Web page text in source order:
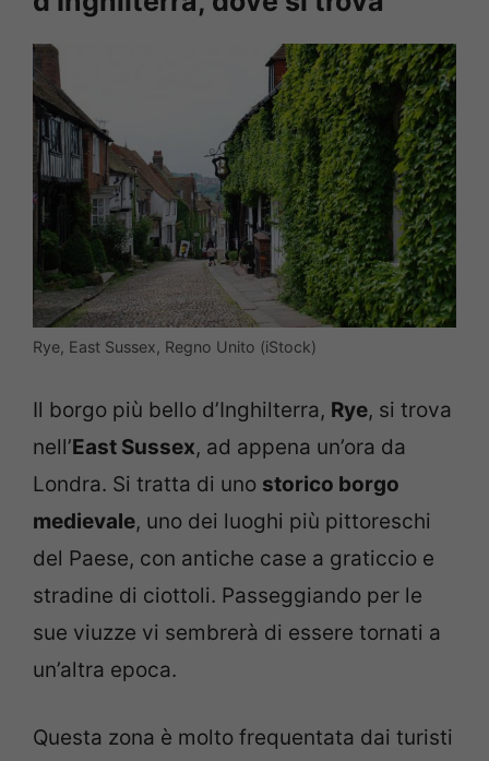
Rye, East Sussex, Regno Unito (iStock)
Il borgo più bello d’Inghilterra, Rye, si trova
nell’East Sussex, ad appena un’ora da
Londra. Si tratta di uno storico borgo
medievale, uno dei luoghi più pittoreschi
del Paese, con antiche case a graticcio e
stradine di ciottoli. Passeggiando per le
sue viuzze vi sembrerà di essere tornati a
un’altra epoca.
Questa zona è molto frequentata dai turisti